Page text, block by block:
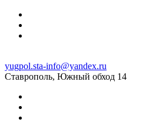
yugpol.sta-info@yandex.ru
Ставрополь, Южный обход 14